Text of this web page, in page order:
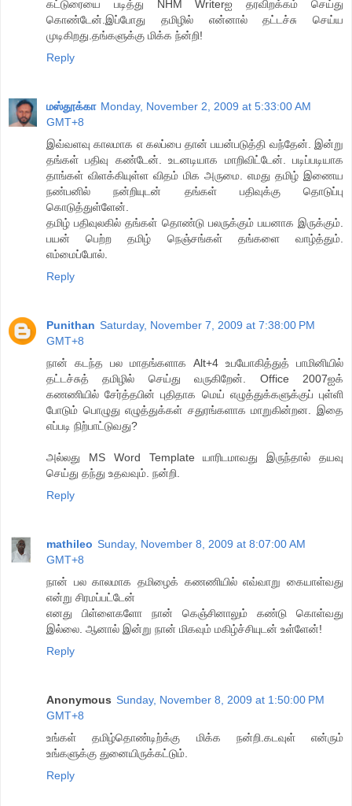
கட்டுரையை படித்து NHM Writerஐ தரவிறக்கம் செய்து
கொண்டேன்.இப்போது தமிழில் என்னால் தட்டச்சு செய்ய
முடிகிறது.தங்களுக்கு மிக்க ந்ன்றி!
Reply
மஸ்தூக்கா Monday, November 2, 2009 at 5:33:00 AM
GMT+8
இவ்வளவு காலமாக எ கலப்பை தான் பயன்படுத்தி வந்தேன். இன்று
தங்கள் பதிவு கண்டேன். உடனடியாக மாறிவிட்டேன். படிப்படியாக
தாங்கள் விளக்கியுள்ள விதம் மிக அருமை. எமது தமிழ் இணைய
நண்பனில் நன்றியுடன் தங்கள் பதிவுக்கு தொடுப்பு
கொடுத்துள்ளேன்.
தமிழ் பதிவுலகில் தங்கள் தொண்டு பலருக்கும் பயனாக இருக்கும்.
பயன் பெற்ற தமிழ் நெஞ்சங்கள் தங்களை வாழ்த்தும்.
எம்மைப்போல்.
Reply
Punithan Saturday, November 7, 2009 at 7:38:00 PM
GMT+8
நான் கடந்த பல மாதங்களாக Alt+4 உபயோகித்துத் பாமினியில்
தட்டச்சுத் தமிழில் செய்து வருகிறேன். Office 2007ஐக்
கணணியில் சேர்த்தபின் புதிதாக மெய் எழுத்துக்களுக்குப் புள்ளி
போடும் பொழுது எழுத்துக்கள் சதுரங்களாக மாறுகின்றன. இதை
எப்படி நிற்பாட்டுவது?
அல்லது MS Word Template யாரிடமாவது இருந்தால் தயவு
செய்து தந்து உதவவும். நன்றி.
Reply
mathileo Sunday, November 8, 2009 at 8:07:00 AM
GMT+8
நான் பல காலமாக தமிழைக் கணணியில் எவ்வாறு கையாள்வது
என்று சிரமப்பட்டேன்
எனது பிள்ளைகளோ நான் கெஞ்சினாலும் கண்டு கொள்வது
இல்லை. ஆனால் இன்று நான் மிகவும் மகிழ்ச்சியுடன் உள்ளேன்!
Reply
Anonymous Sunday, November 8, 2009 at 1:50:00 PM
GMT+8
உங்கள் தமிழ்தொண்டிற்க்கு மிக்க நன்றி.கடவுள் என்ரும்
உங்களுக்கு துனையிருக்கட்டும்.
Reply